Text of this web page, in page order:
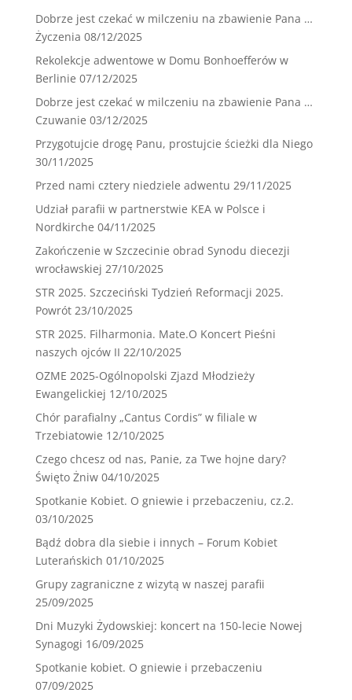
Dobrze jest czekać w milczeniu na zbawienie Pana …
Życzenia 08/12/2025
Rekolekcje adwentowe w Domu Bonhoefferów w
Berlinie 07/12/2025
Dobrze jest czekać w milczeniu na zbawienie Pana …
Czuwanie 03/12/2025
Przygotujcie drogę Panu, prostujcie ścieżki dla Niego
30/11/2025
Przed nami cztery niedziele adwentu 29/11/2025
Udział parafii w partnerstwie KEA w Polsce i
Nordkirche 04/11/2025
Zakończenie w Szczecinie obrad Synodu diecezji
wrocławskiej 27/10/2025
STR 2025. Szczeciński Tydzień Reformacji 2025.
Powrót 23/10/2025
STR 2025. Filharmonia. Mate.O Koncert Pieśni
naszych ojców II 22/10/2025
OZME 2025-Ogólnopolski Zjazd Młodzieży
Ewangelickiej 12/10/2025
Chór parafialny „Cantus Cordis” w filiale w
Trzebiatowie 12/10/2025
Czego chcesz od nas, Panie, za Twe hojne dary?
Święto Żniw 04/10/2025
Spotkanie Kobiet. O gniewie i przebaczeniu, cz.2.
03/10/2025
Bądź dobra dla siebie i innych – Forum Kobiet
Luterańskich 01/10/2025
Grupy zagraniczne z wizytą w naszej parafii
25/09/2025
Dni Muzyki Żydowskiej: koncert na 150-lecie Nowej
Synagogi 16/09/2025
Spotkanie kobiet. O gniewie i przebaczeniu
07/09/2025